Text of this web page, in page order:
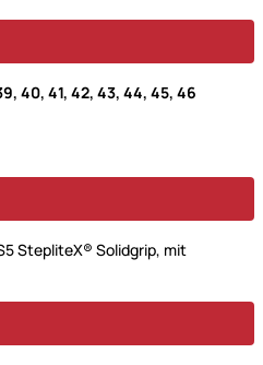
40, 41, 42, 43, 44, 45, 46
StepliteX® Solidgrip, mit